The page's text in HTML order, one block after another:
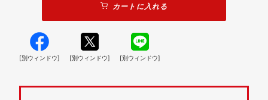
カートに入れる
[別ウィンドウ] [別ウィンドウ] [別ウィンドウ]